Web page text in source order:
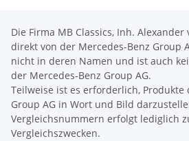
Die Firma MB Classics, Inh.
direkt von der Mercedes-Benz Group
nicht in deren Namen und ist auch
der Mercedes-Benz Group AG.
Teilweise ist es erforderlich, Produkte
Group AG in Wort und Bild
Vergleichsnummern erfolgt lediglich
Vergleichszwecken.